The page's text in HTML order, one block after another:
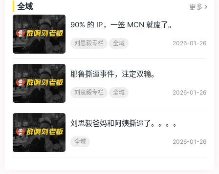
全域 更多keyboard_arrow_right
90% 的 IP，一签 MCN 就废了。
刘思毅专栏 全域 2026-01-26
耶鲁撕逼事件，注定双输。
刘思毅专栏 全域 2026-01-26
刘思毅爸妈和阿姨撕逼了。。。。
全域 2026-01-26